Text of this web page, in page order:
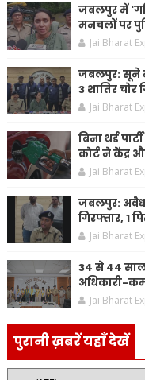
जबलपुर में
मनचलों पर
Jai Bharat
जबलपुर: सूने
3 शातिर चोर
Jai Bharat
बिना थर्ड
कोर्ट ने केंद्र
Jai Bharat
जबलपुर: अवैध
गिरफ्तार, 1
Jai Bharat
34 से 44
अधिकारी-
Jai Bharat
पुरानी ख़बरें यहाँ देखें